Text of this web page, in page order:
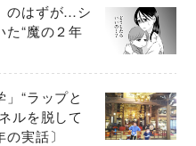
のはずが…シ
た“魔の２年
」“ラップと
ルを脱して
実話〕